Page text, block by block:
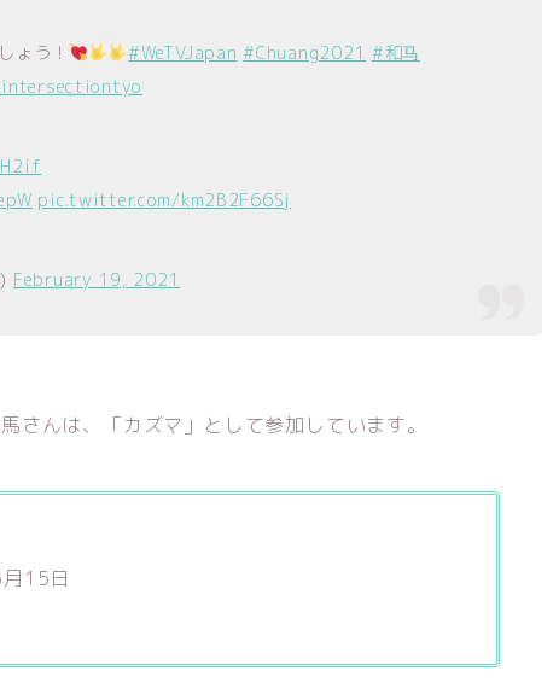
ょう！
#WeTVJapan #Chuang2021 #和马
pic.twitter.com/km2B2F66Sj
February 19, 2021
さんは、「カズマ」として参加しています。
15日